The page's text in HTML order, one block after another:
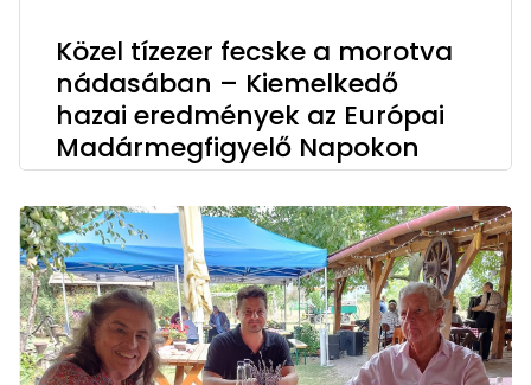
Közel tízezer fecske a morotva
nádasában – Kiemelkedő
hazai eredmények az Európai
Madármegfigyelő Napokon